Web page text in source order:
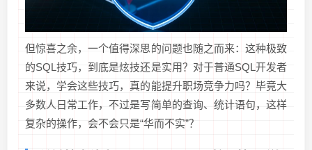
但惊喜之余，一个值得深思的问题也随之而来：这种极致
的SQL技巧，到底是炫技还是实用？对于普通SQL开发者
来说，学会这些技巧，真的能提升职场竞争力吗？毕竟大
多数人日常工作，不过是写简单的查询、统计语句，这样
复杂的操作，会不会只是“华而不实”？